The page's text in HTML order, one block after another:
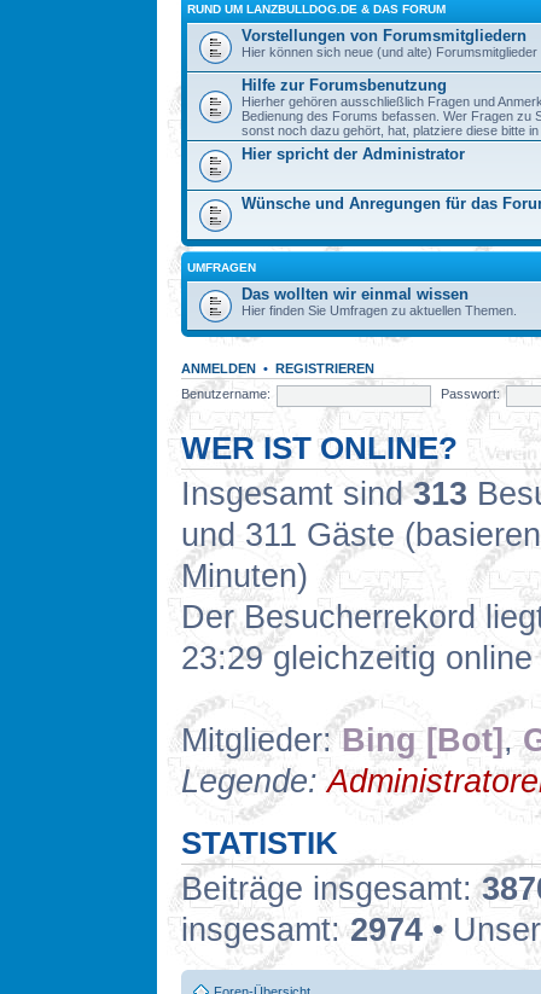
RUND UM LANZBULLDOG.DE & DAS FORUM
Vorstellungen von Forumsmitgliedern
Hier können sich neue (und alte)
Hilfe zur Forumsbenutzung
Hierher gehören ausschließlich Fragen und
Bedienung des Forums befassen. Wer Fragen zu
sonst noch dazu gehört, hat, platziere diese bitte
Hier spricht der Administrator
Wünsche und Anregungen für das
UMFRAGEN
Das wollten wir einmal wissen
Hier finden Sie Umfragen zu aktuellen Themen.
ANMELDEN • REGISTRIEREN
Benutzername:
Passwort:
WER IST ONLINE?
Insgesamt sind313
und 311 Gäste
Minuten)
Der Besucherrekord
23:29 gleichzeitig
Mitglieder:Bing [Bot],
Legende:
STATISTIK
Beiträge insgesamt:
insgesamt:2974 •